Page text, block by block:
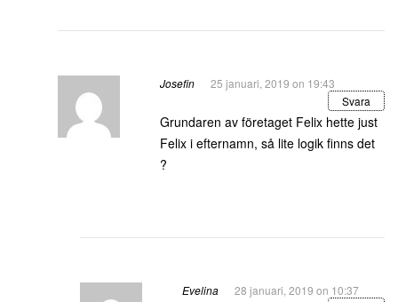
Josefin
25 januari, 2019 on 19:43
Svara
Grundaren av företaget Felix hette just
Felix i efternamn, så lite logik finns det
?
Evelina
28 januari, 2019 on 10:37